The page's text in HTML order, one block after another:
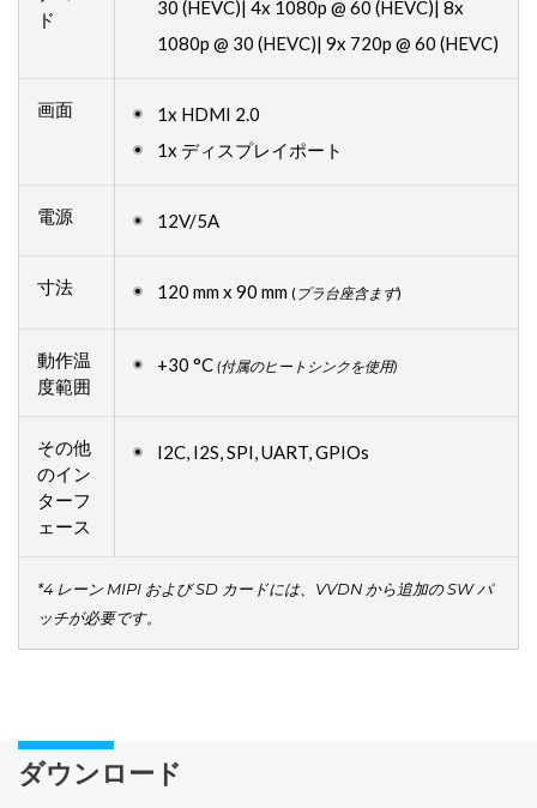
ド
30 (HEVC)| 4x 1080p @ 60 (HEVC)| 8x
1080p @ 30 (HEVC)| 9x 720p @ 60 (HEVC)
画面
1x HDMI 2.0
1x ディスプレイポート
電源 12V/5A
寸法 120 mm x 90 mm ( プラ台座含まず)
動作温
度範囲
+30 °C (付属のヒートシンクを使用)
その他
のイン
ターフ
ェース
I2C, I2S, SPI, UART, GPIOs
*4 レーン MIPI および SD カードには、VVDN から追加の SW パ
ッチが必要です。
ダウンロード